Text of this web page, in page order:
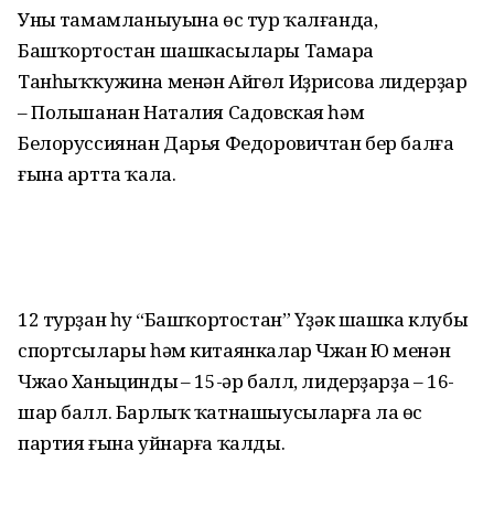
Уның тамамланыуына өс тур ҡалғанда,
Башҡортостан шашкасылары Тамара
Танһыҡҡужина менән Айгөл Иҙрисова лидерҙар
– Польшанан Наталия Садовская һәм
Белоруссиянан Дарья Федоровичтан бер балға
ғына артта ҡала.
12 турҙан һуң “Башҡортостан” Үҙәк шашка клубы
спортсылары һәм китаянкалар Чжан Ю менән
Чжао Ханьциндың – 15-әр балл, лидерҙарҙа – 16-
шар балл. Барлыҡ ҡатнашыусыларға ла өс
партия ғына уйнарға ҡалды.